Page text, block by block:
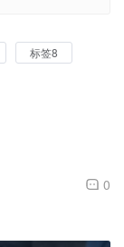
标签8
0